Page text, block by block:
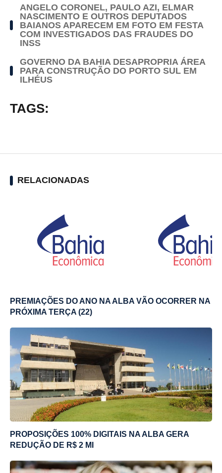
ANGELO CORONEL, PAULO AZI, ELMAR
NASCIMENTO E OUTROS DEPUTADOS
BAIANOS APARECEM EM FOTO EM FESTA
COM INVESTIGADOS DAS FRAUDES DO
INSS
GOVERNO DA BAHIA DESAPROPRIA ÁREA
PARA CONSTRUÇÃO DO PORTO SUL EM
ILHÉUS
TAGS:
RELACIONADAS
PREMIAÇÕES DO ANO NA ALBA VÃO OCORRER NA
PRÓXIMA TERÇA (22)
PROPOSIÇÕES 100% DIGITAIS NA ALBA GERA
REDUÇÃO DE R$ 2 MI